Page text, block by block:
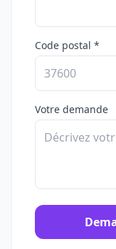
Code postal *
Votre demande